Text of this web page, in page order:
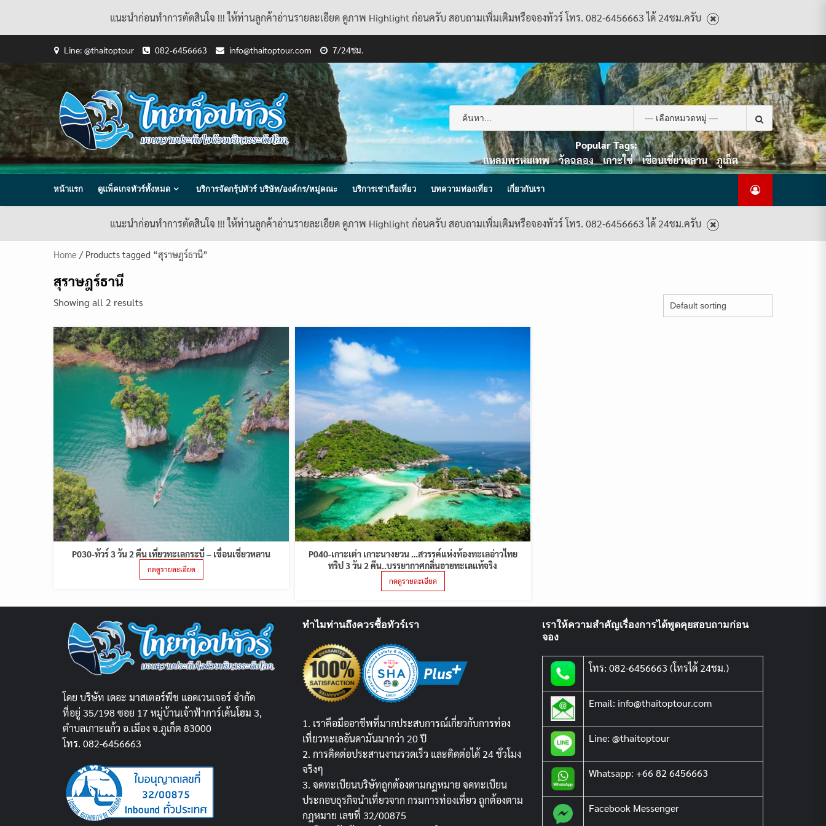
แนะนำก่อนทำการตัดสินใจ !!! ให้ท่านลูกค้าอ่านรายละเอียด ดูภาพ Highlight ก่อนครับ สอบถามเพิ่มเติมหรือจองทัวร์ โทร. 082-6456663 ได้ 24ชม.ครับ
content
Line: @thaitoptour 082-6456663 info@thaitoptour.com 7/24ชม.
USACCOUNT
POLICY
AND
CONDITIONS
แพ็คเกจ
ทัวร์
ทั้งหมด
ต้อนรับ
สู่
ไทย
ท็อป
ทัวร์
กับ
เรา
ทัวร์
ทั้งหมด
Search
for:
Popular Tags:
แหลมพรหมเทพ
วัดฉลอง เกาะใข่ เขื่อนเชี่ยวหลาน ภูเก็ต
หน้าแรก ดูแพ็คเกจทัวร์ทั้งหมด บริการจัดกรุ้ปทัวร์ บริษัท/องค์กร/หมู่คณะ บริการเช่าเรือเที่ยว บทความท่องเที่ยว เกี่ยวกับเรา
แนะนำก่อนทำการตัดสินใจ !!! ให้ท่านลูกค้าอ่านรายละเอียด ดูภาพ Highlight ก่อนครับ สอบถามเพิ่มเติมหรือจองทัวร์ โทร. 082-6456663 ได้ 24ชม.ครับ
Home / Products tagged “สุราษฎร์ธานี”
สุราษฎร์ธานี
Showing all 2 results
P030-ทัวร์ 3 วัน 2 คืน เที่ยวทะเลกระบี่ – เขื่อนเชี่ยวหลาน
กดดูรายละเอียด
P040-เกาะเต่า เกาะนางยวน …สวรรค์แห่งท้องทะเลอ่าวไทย
ทริป 3 วัน 2 คืน..บรรยากาศกลิ่นอายทะเลแท้จริง
กดดูรายละเอียด
โดย บริษัท เดอะ มาสเตอร์พีช แอดเวนเจอร์ จำกัด
ที่อยู่ 35/198 ซอย 17 หมู่บ้านเจ้าฟ้าการ์เด้นโฮม 3,
ตำบลเกาะแก้ว อ.เมือง จ.ภูเก็ต 83000
โทร. 082-6456663
ทำไมท่านถึงควรซื้อทัวร์เรา
1. เราคือมืออาชีพที่มากประสบการณ์เกี่ยวกับการท่อง
เที่ยวทะเลอันดามันมากว่า 20 ปี
2. การติดต่อประสานงานรวดเร็ว และติดต่อได้ 24 ชั่วโมง
จริงๆ
3. จดทะเบียนบริษัทถูกต้องตามกฏหมาย จดทะเบียน
ประกอบธุรกิจนำเที่ยวจาก กรมการท่องเที่ยว ถูกต้องตาม
กฎหมาย เลขที่ 32/00875
เราให้ความสำคัญเรื่องการได้พูดคุยสอบถามก่อน
จอง
โทร: 082-6456663 (โทรได้ 24ชม.)
Email: info@thaitoptour.com
Line: @thaitoptour
Whatsapp: +66 82 6456663
Facebook Messenger